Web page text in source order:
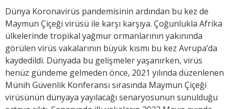
Dünya Koronavirüs pandemisinin ardından bu kez de
Maymun Çiçeği virüsü ile karşı karşıya. Çoğunlukla Afrika
ülkelerinde tropikal yağmur ormanlarının yakınında
görülen virüs vakalarının büyük kısmı bu kez Avrupa’da
kaydedildi. Dünyada bu gelişmeler yaşanırken, virüs
henüz gündeme gelmeden önce, 2021 yılında düzenlenen
Münih Güvenlik Konferansı sırasında Maymun Çiçeği
virüsünün dünyaya yayılacağı senaryosunun sunulduğu